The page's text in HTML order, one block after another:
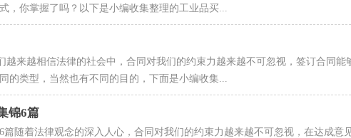
，你掌握了吗？以下是小编收集整理的工业品买...
越来越相信法律的社会中，合同对我们的约束力越来越不可忽视，签订合同能
的类型，当然也有不同的目的，下面是小编收集...
锦6篇
篇随着法律观念的深入人心，合同对我们的约束力越来越不可忽视，在达成意